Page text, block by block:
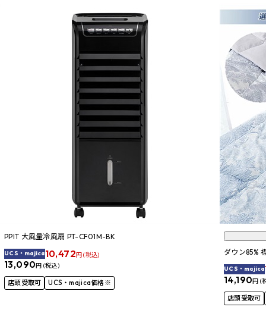
PPIT 大風量冷風扇 PT-CF01M-BK
UCS・majica10,472円 (税込)
13,090円 (税込)
店頭受取可 UCS・majica価格※
ダウン85%
UCS・majica
14,190円 (
店頭受取可